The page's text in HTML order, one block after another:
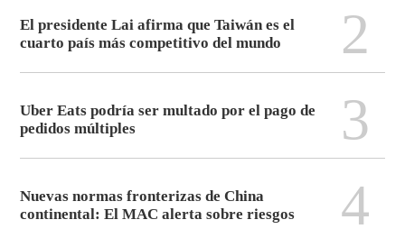
El presidente Lai afirma que Taiwán es el
cuarto país más competitivo del mundo
2
Uber Eats podría ser multado por el pago de
pedidos múltiples
3
Nuevas normas fronterizas de China
continental: El MAC alerta sobre riesgos
4